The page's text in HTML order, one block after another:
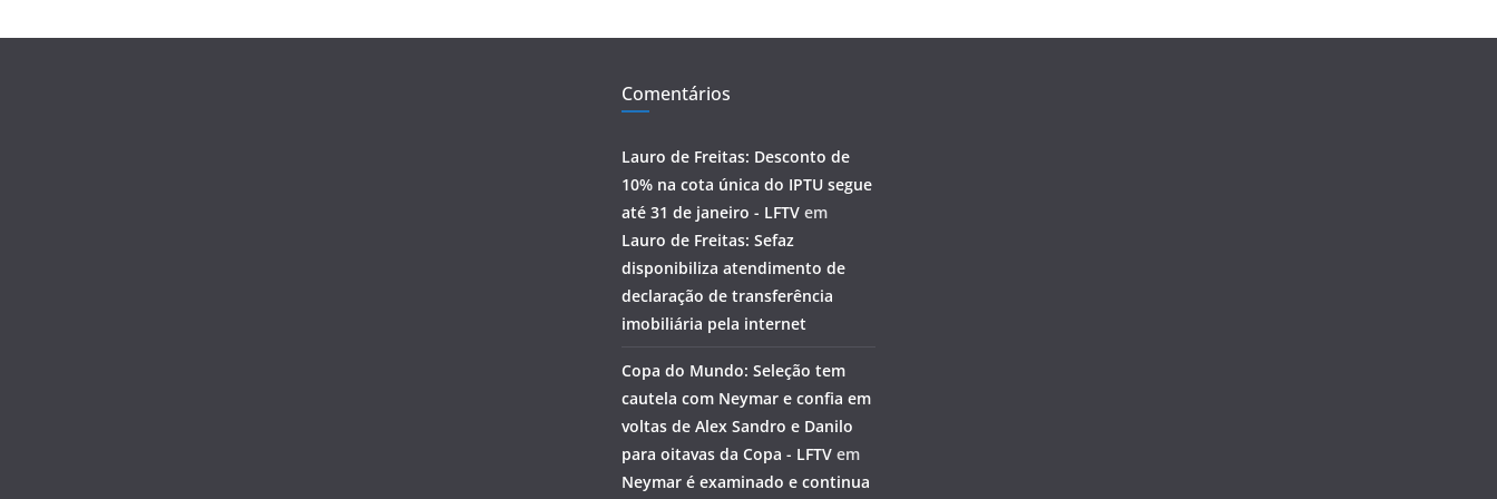
Comentários
Lauro de Freitas: Desconto de
10% na cota única do IPTU segue
até 31 de janeiro - LFTV em
Lauro de Freitas: Sefaz
disponibiliza atendimento de
declaração de transferência
imobiliária pela internet
Copa do Mundo: Seleção tem
cautela com Neymar e confia em
voltas de Alex Sandro e Danilo
para oitavas da Copa - LFTV em
Neymar é examinado e continua